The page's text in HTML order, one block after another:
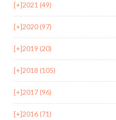
[+]2021 (49)
[+]2020 (97)
[+]2019 (20)
[+]2018 (105)
[+]2017 (96)
[+]2016 (71)